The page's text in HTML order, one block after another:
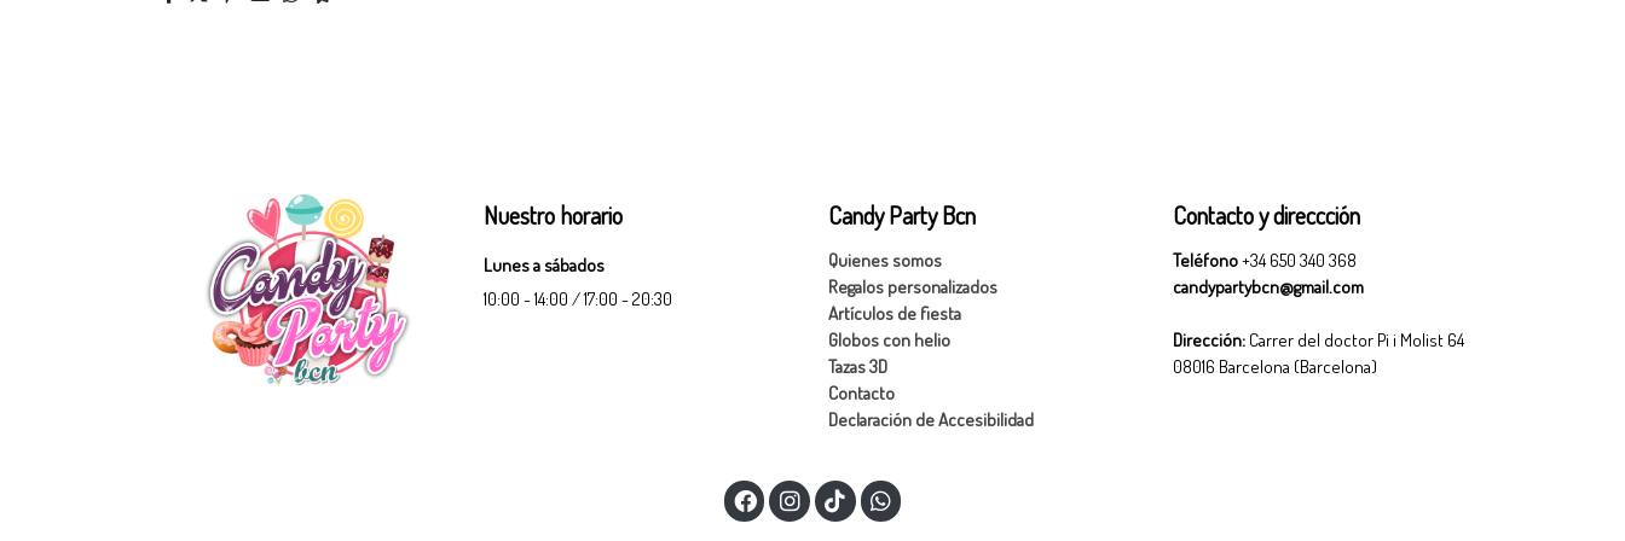
Nuestro horario
Lunes a sábados
10:00 - 14:00 / 17:00 - 20:30
Candy Party Bcn
Quienes somos
Regalos personalizados
Artículos de fiesta
Globos con helio
Tazas 3D
Contacto
Declaración de Accesibilidad
Contacto y direccción
Teléfono+34 650 340 368
candypartybcn@gmail.com
Dirección:Carrer del doctor Pi i Molist 64
08016 Barcelona (Barcelona)